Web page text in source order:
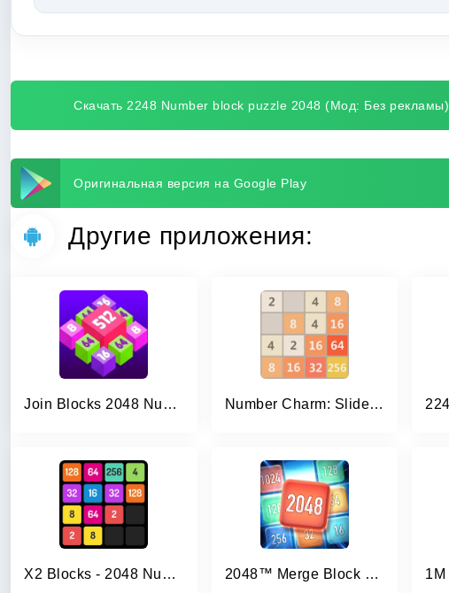
Скачать 2248 Number block puzzle 2048 (Мод: Без рекламы)
Оригинальная версия на Google Play
Другие приложения:
Join Blocks 2048 Number Puzzle Number Charm: Slide Puzzle
X2 Blocks - 2048 Number Game 2048™ Merge Block Puzzle